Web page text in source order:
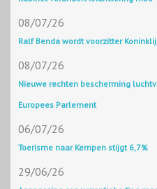
08/07/26
Ralf Benda wordt voorzitter
08/07/26
Nieuwe rechten bescherming
Europees Parlement
06/07/26
Toerisme naar Kempen stijgt 6,7%
29/06/26